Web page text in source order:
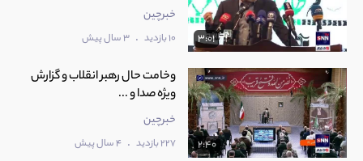
3:01
خبرچین
10 بازدید . 3 سال پیش
2:40
وخامت حال رهبر انقلاب و گزارش
ویژه صدا و ...
خبرچین
227 بازدید . 4 سال پیش